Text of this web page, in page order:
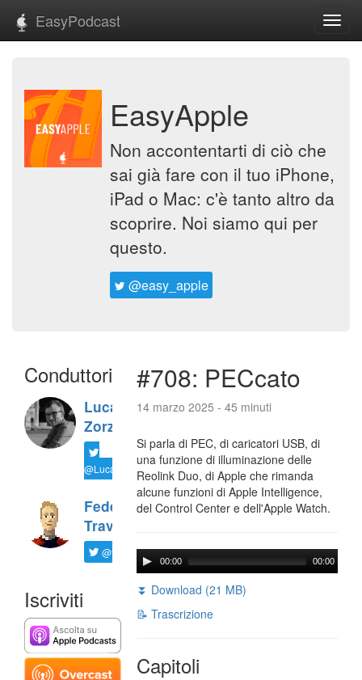
EasyPodcast
EasyApple
Non accontentarti di ciò che
sai già fare con il tuo iPhone,
iPad o Mac: c'è tanto altro da
scoprire. Noi siamo qui per
questo.
@easy_apple
Conduttori
Luca
Zorzi
@LucaTNT
Federico
Travaini
@ftrava
Iscriviti
#708: PECcato
14 marzo 2025 - 45 minuti
Si parla di PEC, di caricatori USB, di
una funzione di illuminazione delle
Reolink Duo, di Apple che rimanda
alcune funzioni di Apple Intelligence,
del Control Center e dell'Apple Watch.
00:00 00:00
⏬ Download (21 MB)
📝 Trascrizione
Capitoli